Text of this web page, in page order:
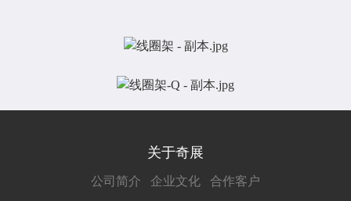
关于奇展
公司简介 企业文化 合作客户